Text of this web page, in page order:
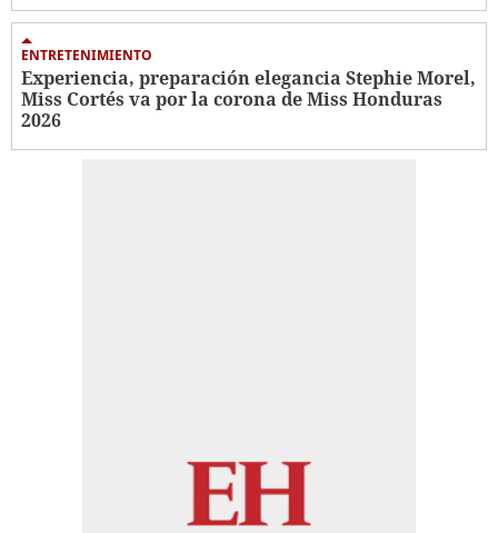
ENTRETENIMIENTO
Experiencia, preparación elegancia Stephie Morel,
Miss Cortés va por la corona de Miss Honduras
2026